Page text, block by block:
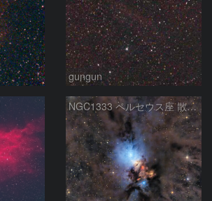
gungun
NGC1333 ペルセウス座 散光星雲